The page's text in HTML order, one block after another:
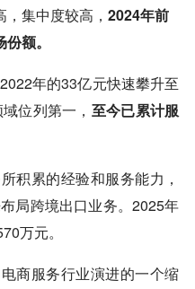
集中度较高， 2024年前
额。
年的33亿元快速攀升至
位列第一， 至今已累计服
积累的经验和服务能力，
局跨境出口业务。2025年
万元。
商服务行业演进的一个缩